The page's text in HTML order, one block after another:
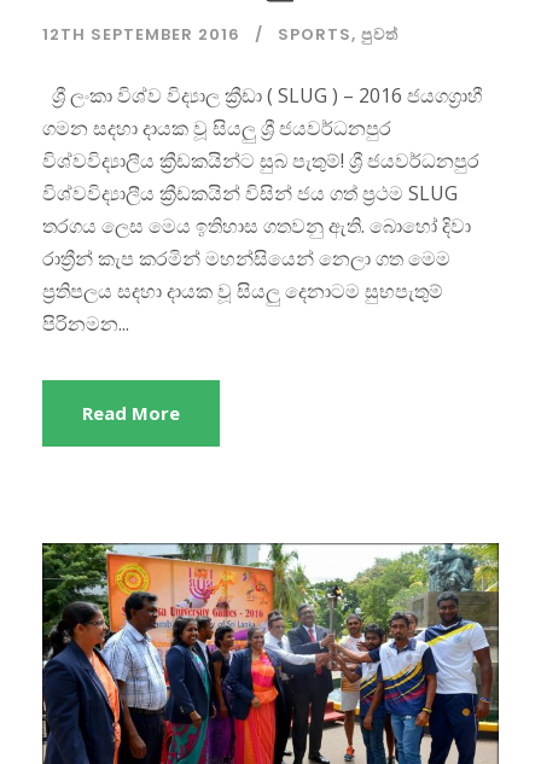
12TH SEPTEMBER 2016 SPORTS, පුවත්
ශ්‍රී ලංකා විශ්ව විද්‍යාල ක්‍රීඩා ( SLUG ) – 2016 ජයගග්‍රාහී
ගමන සදහා දායක වූ සියලු ශ්‍රී ජයවර්ධනපුර
විශ්වවිද්‍යාලීය ක්‍රීඩකයින්ට සුබ පැතුම්! ශ්‍රී ජයවර්ධනපුර
විශ්වවිද්‍යාලීය ක්‍රීඩකයින් විසින් ජය ගත් ප්‍රථම SLUG
තරගය ලෙස මෙය ඉතිහාස ගතවනු ඇති. බොහෝ දිවා
රාත්‍රීන් කැප කරමින් මහන්සියෙන් නෙලා ගත මෙම
ප්‍රතිපලය සදහා දායක වූ සියලු දෙනාටම සුභපැතුම්
පිරිනමන...
Read More